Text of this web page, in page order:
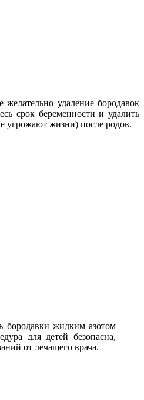
удаление бородавок
срок беременности и удалить
угрожают жизни) после родов.
бородавки жидким азотом
для детей безопасна,
от лечащего врача.